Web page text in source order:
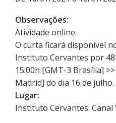
Observações:
Atividade online.
O curta ficará disponível
Instituto Cervantes por
15:00h [GMT-3 Brasília]
Madrid] do dia 16 de julho.
Lugar:
Instituto Cervantes. Canal